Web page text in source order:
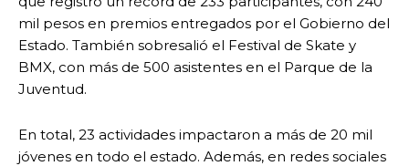
mil pesos en premios entregados por el Gobierno del
Estado. También sobresalió el Festival de Skate y
BMX, con más de 500 asistentes en el Parque de la
Juventud.
En total, 23 actividades impactaron a más de 20 mil
jóvenes en todo el estado. Además, en redes sociales